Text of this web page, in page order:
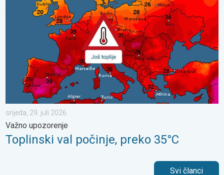
srijeda, 29. juli 2026.
Važno upozorenje
Toplinski val počinje, preko 35°C
Svi članci